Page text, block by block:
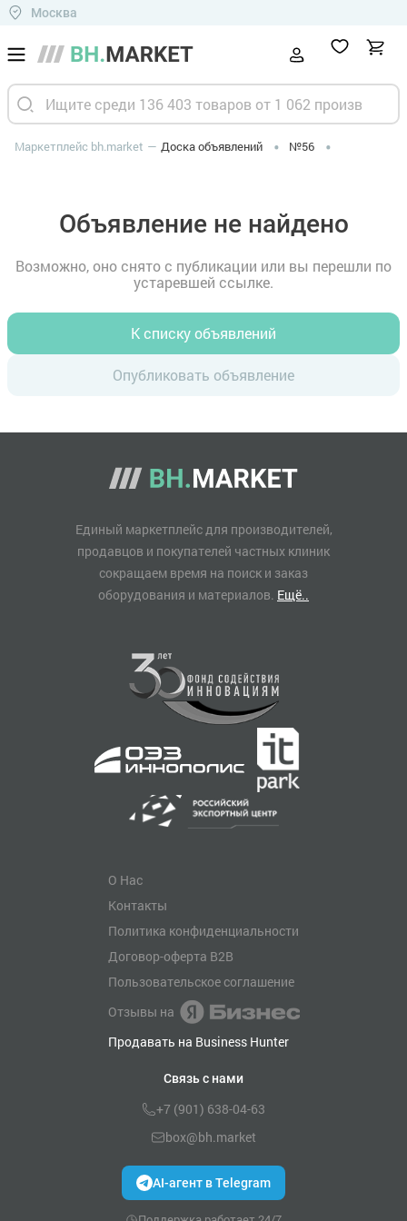
Москва
Маркетплейс bh.market Доска объявлений №56
Объявление не найдено
Возможно, оно снято с публикации или вы перешли по
устаревшей ссылке.
К списку объявлений
Опубликовать объявление
Единый маркетплейс для производителей,
продавцов и покупателей частных клиник
сокращаем время на поиск и заказ
оборудования и материалов. Ещё..
О Нас
Контакты
Политика конфиденциальности
Договор-оферта B2B
Пользовательское соглашение
Отзывы на
Продавать на Business Hunter
Связь с нами
+7 (901) 638-04-63
box@bh.market
AI-агент в Telegram